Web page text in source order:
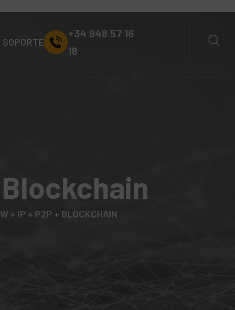
SOPORTE
+34 948 57 16
18
Blockchain
+ IP + P2P + BLOCKCHAIN